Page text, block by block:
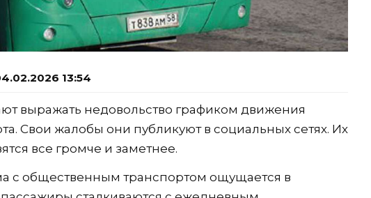
13:54
выражать недовольство графиком движения
Свои жалобы они публикуют в социальных сетях. Их
все громче и заметнее.
с общественным транспортом ощущается в